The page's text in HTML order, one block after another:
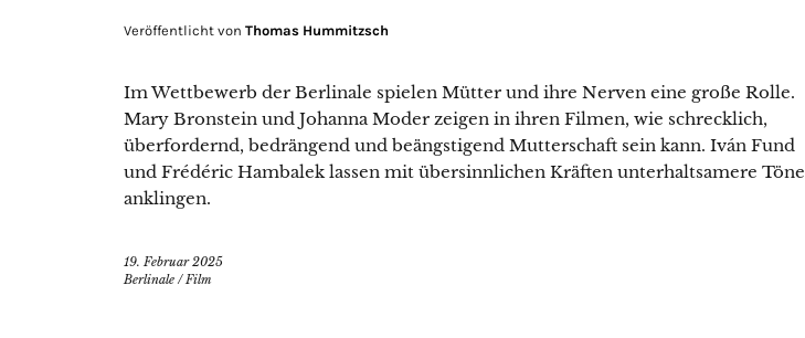
Veröffentlicht von Thomas Hummitzsch
Im Wettbewerb der Berlinale spielen Mütter und ihre Nerven eine große Rolle.
Mary Bronstein und Johanna Moder zeigen in ihren Filmen, wie schrecklich,
überfordernd, bedrängend und beängstigend Mutterschaft sein kann. Iván Fund
und Frédéric Hambalek lassen mit übersinnlichen Kräften unterhaltsamere Töne
anklingen.
19. Februar 2025
Berlinale /Film